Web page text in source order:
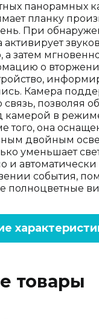
панорамных
планку
При
затем
о
Камера
позволяя
в
того, она
двойным
уменьшает
и
события,
полноцветные
товары